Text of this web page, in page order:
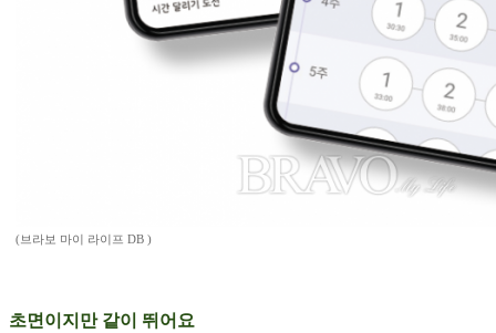
(브라보 마이 라이프 DB )
초면이지만 같이 뛰어요